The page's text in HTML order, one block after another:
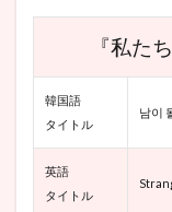
な？』
から勇
気をも
らえる
『私た
『私た
韓国語
タイトル
남이
英語
タイトル